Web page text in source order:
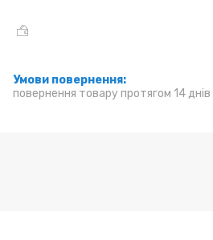
повернення товару протягом 14 днів